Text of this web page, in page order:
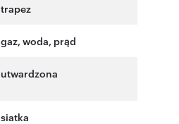
trapez
gaz, woda, prąd
utwardzona
siatka